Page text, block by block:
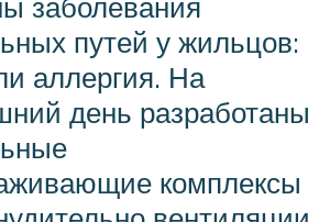
заболевания
путей у жильцов:
аллергия. На
день разработаны
комплексы